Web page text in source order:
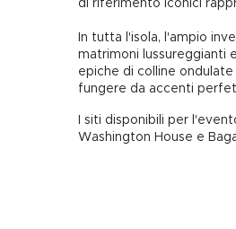
di riferimento iconici
In tutta l'isola, l'ampio
matrimoni lussureggianti
epiche di colline
fungere da accenti
I siti disponibili per
Washington House e